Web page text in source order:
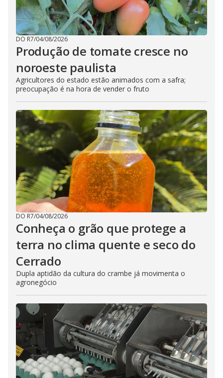
DO R7/04/08/2026
Produção de tomate cresce no
noroeste paulista
Agricultores do estado estão animados com a safra;
preocupação é na hora de vender o fruto
DO R7/04/08/2026
Conheça o grão que protege a
terra no clima quente e seco do
Cerrado
Dupla aptidão da cultura do crambe já movimenta o
agronegócio